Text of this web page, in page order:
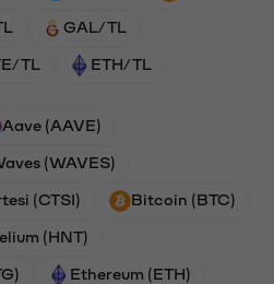
GAL/TL
TL ETH/TL
Aave (AAVE)
(WAVES)
(CTSI) Bitcoin (BTC)
(HNT)
Ethereum (ETH)